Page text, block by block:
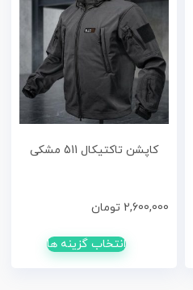
کاپشن تاکتیکال 511 مشکی
2,600,000 تومان
انتخاب گزینه ها